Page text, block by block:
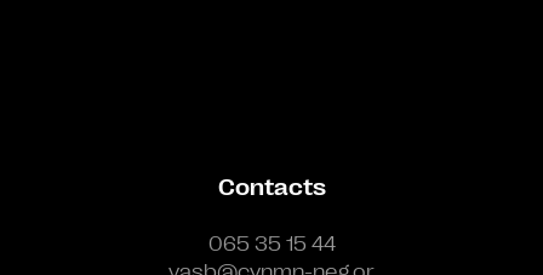
Contacts
065 35 15 44